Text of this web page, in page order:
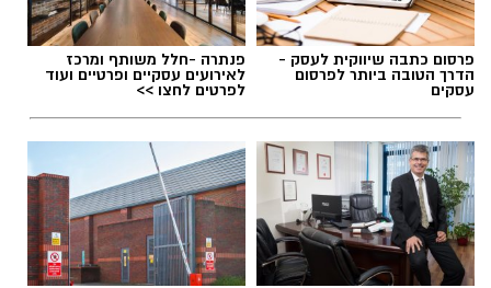
פרסום כתבה שיווקית לעסק -
הדרך הטובה ביותר לפרסום
עסקים
פנתרה -חלל משותף ומרכז
לאירועים עסקיים ופרטיים ועוד
לפרטים לחצו >>